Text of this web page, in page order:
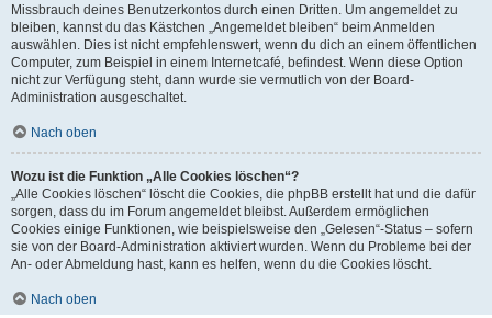
Missbrauch deines Benutzerkontos durch einen Dritten. Um angemeldet zu
bleiben, kannst du das Kästchen „Angemeldet bleiben“ beim Anmelden
auswählen. Dies ist nicht empfehlenswert, wenn du dich an einem öffentlichen
Computer, zum Beispiel in einem Internetcafé, befindest. Wenn diese Option
nicht zur Verfügung steht, dann wurde sie vermutlich von der Board-
Administration ausgeschaltet.
Nach oben
Wozu ist die Funktion „Alle Cookies löschen“?
„Alle Cookies löschen“ löscht die Cookies, die phpBB erstellt hat und die dafür
sorgen, dass du im Forum angemeldet bleibst. Außerdem ermöglichen
Cookies einige Funktionen, wie beispielsweise den „Gelesen“-Status – sofern
sie von der Board-Administration aktiviert wurden. Wenn du Probleme bei der
An- oder Abmeldung hast, kann es helfen, wenn du die Cookies löscht.
Nach oben